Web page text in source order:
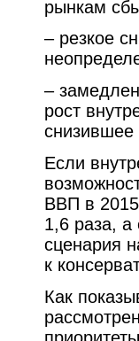
рынкам
– резкое
–
рост
снизившее
Если
ВВП в
1,6 раза, а
сценария
к
Как